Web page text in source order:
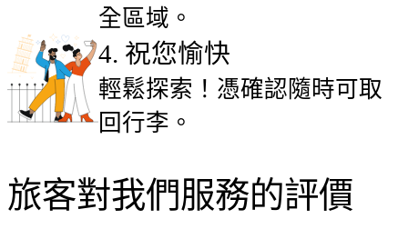
全區域。
4. 祝您愉快
輕鬆探索！憑確認隨時可取
回行李。
旅客對我們服務的評價